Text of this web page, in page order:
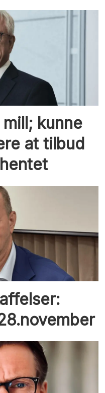
kunne
at tilbud